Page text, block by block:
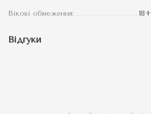
Вікові обмеження: 18+
Відгуки